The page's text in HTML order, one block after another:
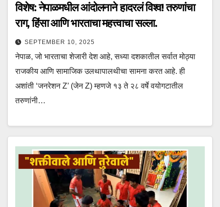
विशेष: नेपाळमधील आंदोलनाने हादरलं विश्व! तरुणांचा
राग, हिंसा आणि भारताचा महत्त्वाचा सल्ला.
SEPTEMBER 10, 2025
नेपाळ, जो भारताचा शेजारी देश आहे, सध्या दशकातील सर्वात मोठ्या
राजकीय आणि सामाजिक उलथापालथीचा सामना करत आहे. ही
अशांती ‘जनरेशन Z’ (जेन Z) म्हणजे १३ ते २८ वर्षे वयोगटातील
तरुणांनी…